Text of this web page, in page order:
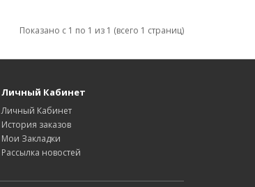
Показано с 1 по 1 из 1 (всего 1 страниц)
Личный Кабинет
Личный Кабинет
История заказов
Мои Закладки
Рассылка новостей